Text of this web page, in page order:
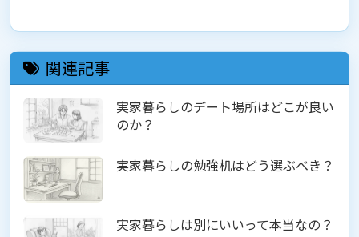
関連記事
実家暮らしのデート場所はどこが良い
のか？
実家暮らしの勉強机はどう選ぶべき？
実家暮らしは別にいいって本当なの？